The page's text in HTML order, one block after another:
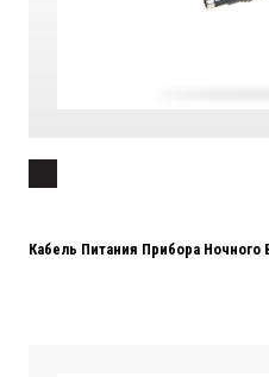
Кабель Питания Прибора Ночного